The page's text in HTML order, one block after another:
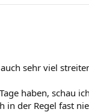
sehr viel
haben, schau
in der Regel fast